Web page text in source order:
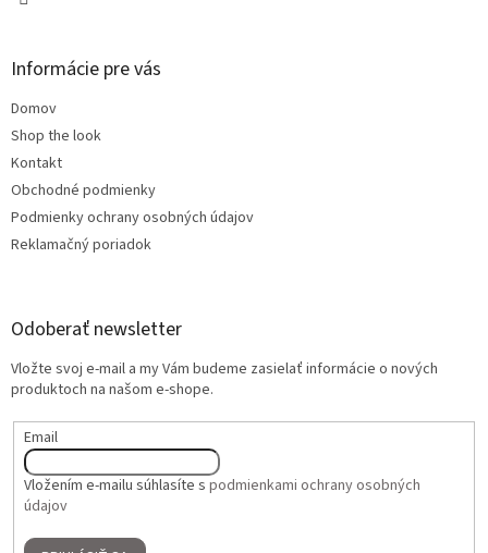
Informácie pre vás
Domov
Shop the look
Kontakt
Obchodné podmienky
Podmienky ochrany osobných údajov
Reklamačný poriadok
Odoberať newsletter
Vložte svoj e-mail a my Vám budeme zasielať informácie o nových
produktoch na našom e-shope.
Email
Vložením e-mailu súhlasíte s podmienkami ochrany osobných
údajov